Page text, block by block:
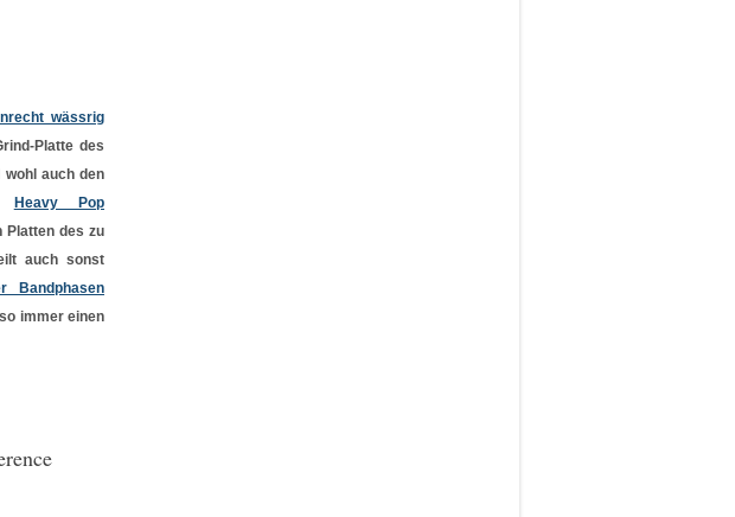
wässrig
Platte des
auch den
Heavy Pop
Platten des zu
auch sonst
Bandphasen
immer einen